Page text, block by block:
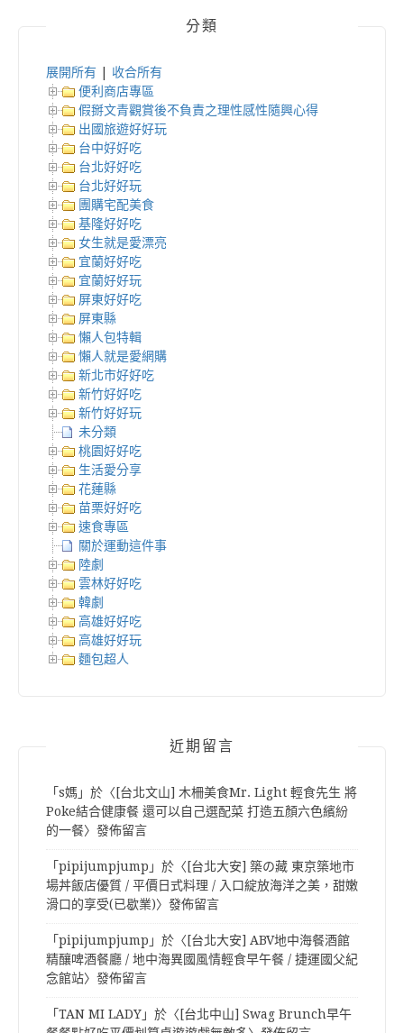
分類
展開所有
收合所有
便利商店專區
假掰文青觀賞後不負責之理性感性隨興心得
出國旅遊好好玩
台中好好吃
台北好好吃
台北好好玩
團購宅配美食
基隆好好吃
女生就是愛漂亮
宜蘭好好吃
宜蘭好好玩
屏東好好吃
屏東縣
懶人包特輯
懶人就是愛網購
新北市好好吃
新竹好好吃
新竹好好玩
未分類
桃園好好吃
生活愛分享
花蓮縣
苗栗好好吃
速食專區
關於運動這件事
陸劇
雲林好好吃
韓劇
高雄好好吃
高雄好好玩
麵包超人
近期留言
「s媽 」於〈 [台北文山] 木柵美食Mr. Light 輕食先生 將
Poke結合健康餐 還可以自己選配菜 打造五顏六色繽紛
的一餐〉發佈留言
「pipijumpjump 」於〈 [台北大安] 築の藏 東京築地市
場丼飯店優質 / 平價日式料理 / 入口綻放海洋之美，甜嫩
滑口的享受(已歇業)〉發佈留言
「pipijumpjump 」於〈 [台北大安] ABV地中海餐酒館
精釀啤酒餐廳 / 地中海異國風情輕食早午餐 / 捷運國父紀
念館站〉發佈留言
「TAN MI LADY」於〈 [台北中山] Swag Brunch早午